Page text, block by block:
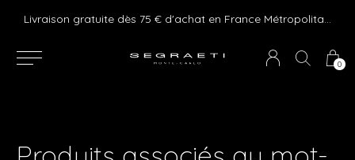
0
Livraison gratuite dès 75 € d'achat en France Métropolitaine et Monaco (hors mobilier)